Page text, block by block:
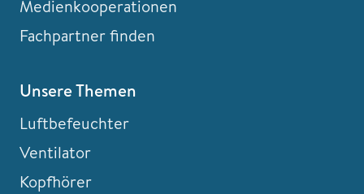
Medienkooperationen
Fachpartner finden
Unsere Themen
Luftbefeuchter
Ventilator
Kopfhörer